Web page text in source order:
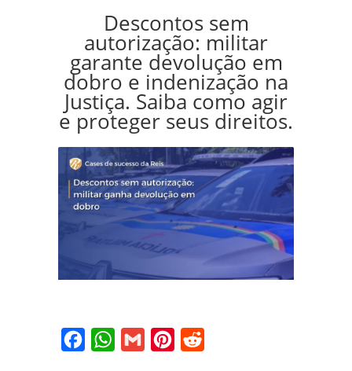
Descontos sem
autorização: militar
garante devolução em
dobro e indenização na
Justiça. Saiba como agir
e proteger seus direitos.
FacebookWhatsApp
Gmail Pinterest